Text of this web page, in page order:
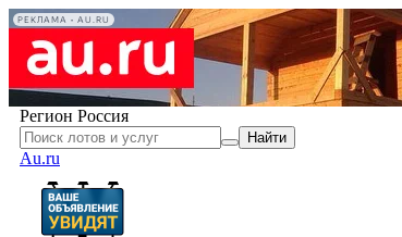
РЕКЛАМА • AU.RU
Регион Россия
Найти
Au.ru